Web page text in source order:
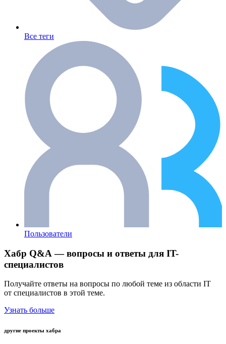
Все теги
Пользователи
Хабр Q&A — вопросы и ответы для IT-
специалистов
Получайте ответы на вопросы по любой теме из области IT
от специалистов в этой теме.
Узнать больше
другие проекты хабра